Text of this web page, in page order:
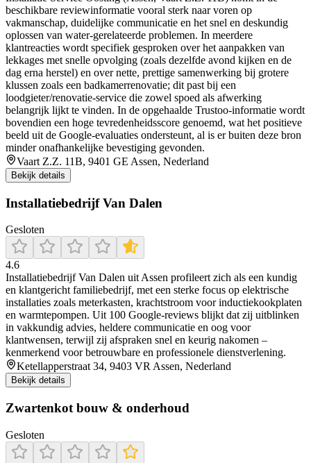
beschikbare reviewinformatie vooral sterk naar voren op
vakmanschap, duidelijke communicatie en het snel en deskundig
oplossen van water-gerelateerde problemen. In meerdere
klantreacties wordt specifiek gesproken over het aanpakken van
lekkages met snelle opvolging (zoals dezelfde avond kijken en de
dag erna herstel) en over nette, prettige samenwerking bij grotere
klussen zoals een badkamerrenovatie; dit past bij een
loodgieter/renovatie-service die zowel spoed als afwerking
belangrijk lijkt te vinden. In de opgehaalde Trustoo-informatie wordt
bovendien een hoge tevredenheidsscore genoemd, wat het positieve
beeld uit de Google-evaluaties ondersteunt, al is er buiten deze bron
minder onafhankelijke bevestiging gevonden.
Vaart Z.Z. 11B, 9401 GE Assen, Nederland
Bekijk details
Installatiebedrijf Van Dalen
Gesloten
4.6
Installatiebedrijf Van Dalen uit Assen profileert zich als een kundig
en klantgericht familiebedrijf, met een sterke focus op elektrische
installaties zoals meterkasten, krachtstroom voor inductiekookplaten
en warmtepompen. Uit 100 Google‑reviews blijkt dat zij uitblinken
in vakkundig advies, heldere communicatie en oog voor
klantwensen, terwijl zij afspraken snel en keurig nakomen –
kenmerkend voor betrouwbare en professionele dienstverlening.
Ketellapperstraat 34, 9403 VR Assen, Nederland
Bekijk details
Zwartenkot bouw & onderhoud
Gesloten